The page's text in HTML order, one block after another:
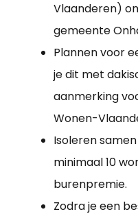
Vlaanderen)
gemeente
Plannen voor
je dit met
aanmerking
Wonen-
Isoleren
minimaal 10
burenpremie.
Zodra je een